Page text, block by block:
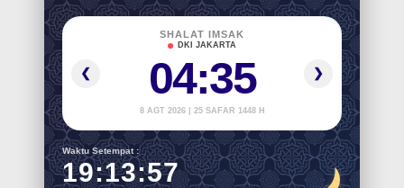
❮
SHALAT IMSAK
DKI JAKARTA
04:35
8 AGT 2026 | 25 SAFAR 1448 H
❯
Waktu Setempat :
19:13:57